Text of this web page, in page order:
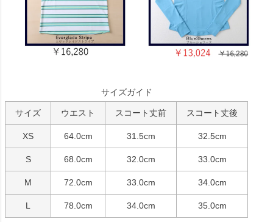
サイズガイド
サイズ ウエスト スコート丈前 スコート丈後
XS 64.0cm 31.5cm 32.5cm
S 68.0cm 32.0cm 33.0cm
M 72.0cm 33.0cm 34.0cm
L 78.0cm 34.0cm 35.0cm